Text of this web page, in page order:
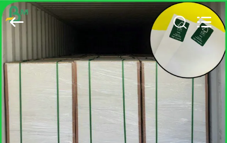
CASA
PRODOTTI
CIRCA
NOI
GUANGZHOU
BMPAPER
CO.,
LTD..